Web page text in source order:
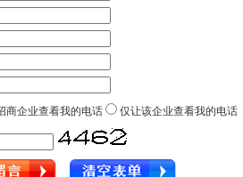
商企业查看我的电话 仅让该企业查看我的电话